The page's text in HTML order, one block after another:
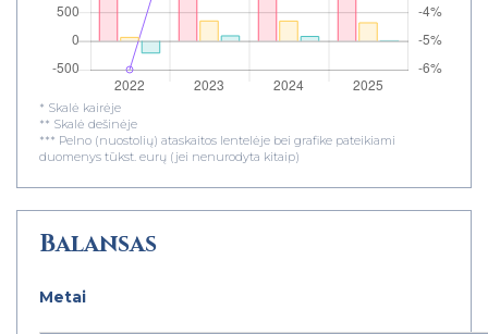
* Skalė kairėje
** Skalė dešinėje
*** Pelno (nuostolių) ataskaitos lentelėje bei grafike pateikiami
duomenys tūkst. eurų (jei nenurodyta kitaip)
Balansas
Metai